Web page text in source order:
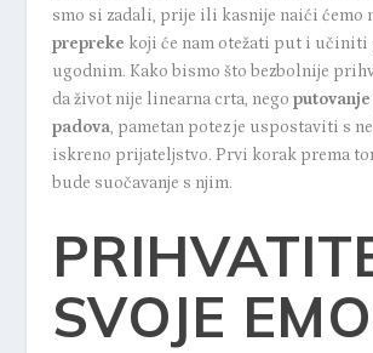
smo si zadali, prije ili kasnije naići ćemo
prepreke koji će nam otežati put i učiniti
ugodnim. Kako bismo što bezbolnije
da život nije linearna crta, nego
padova, pametan potez je uspostaviti s
iskreno prijateljstvo. Prvi korak prema
bude suočavanje s njim.
SVOJE